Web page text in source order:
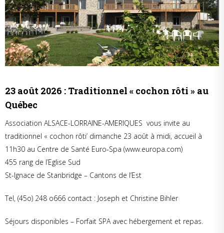
23 août 2026 : Traditionnel « cochon rôti » au
Québec
Association ALSACE-LORRAINE-AMERIQUES vous invite au
traditionnel « cochon rôti’ dimanche 23 août à midi, accueil à
11h30 au Centre de Santé Euro-Spa (www.europa.com)
455 rang de l’Eglise Sud
St-Ignace de Stanbridge – Cantons de l’Est
Tel, (45o) 248 o666 contact : Joseph et Christine Bihler
Séjours disponibles – Forfait SPA avec hébergement et repas.